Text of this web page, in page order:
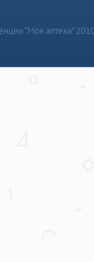
“Моя аптека”